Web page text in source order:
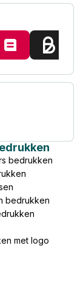
bedrukken
bedrukken
met logo